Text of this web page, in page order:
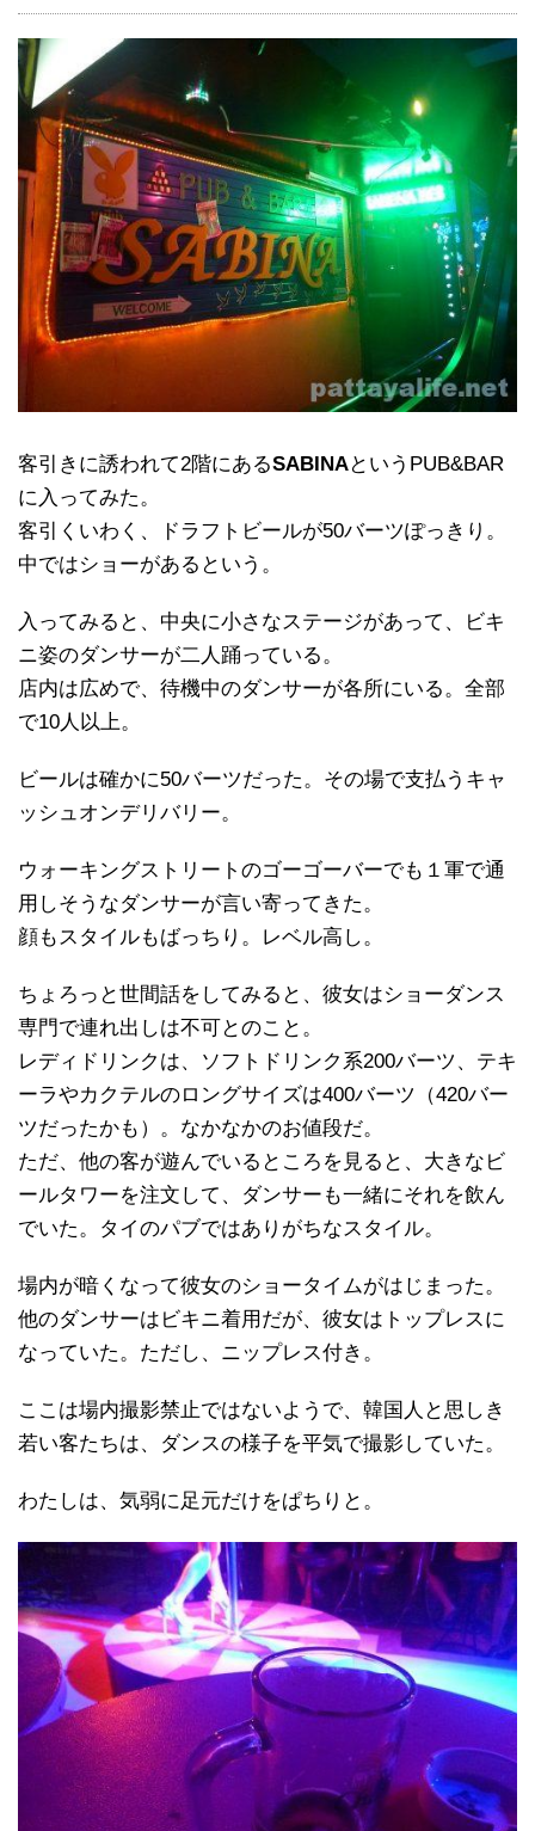
客引きに誘われて2階にあるSABINAというPUB&BAR
に入ってみた。
客引くいわく、ドラフトビールが50バーツぽっきり。
中ではショーがあるという。
入ってみると、中央に小さなステージがあって、ビキ
ニ姿のダンサーが二人踊っている。
店内は広めで、待機中のダンサーが各所にいる。全部
で10人以上。
ビールは確かに50バーツだった。その場で支払うキャ
ッシュオンデリバリー。
ウォーキングストリートのゴーゴーバーでも１軍で通
用しそうなダンサーが言い寄ってきた。
顔もスタイルもばっちり。レベル高し。
ちょろっと世間話をしてみると、彼女はショーダンス
専門で連れ出しは不可とのこと。
レディドリンクは、ソフトドリンク系200バーツ、テキ
ーラやカクテルのロングサイズは400バーツ（420バー
ツだったかも）。なかなかのお値段だ。
ただ、他の客が遊んでいるところを見ると、大きなビ
ールタワーを注文して、ダンサーも一緒にそれを飲ん
でいた。タイのパブではありがちなスタイル。
場内が暗くなって彼女のショータイムがはじまった。
他のダンサーはビキニ着用だが、彼女はトップレスに
なっていた。ただし、ニップレス付き。
ここは場内撮影禁止ではないようで、韓国人と思しき
若い客たちは、ダンスの様子を平気で撮影していた。
わたしは、気弱に足元だけをぱちりと。